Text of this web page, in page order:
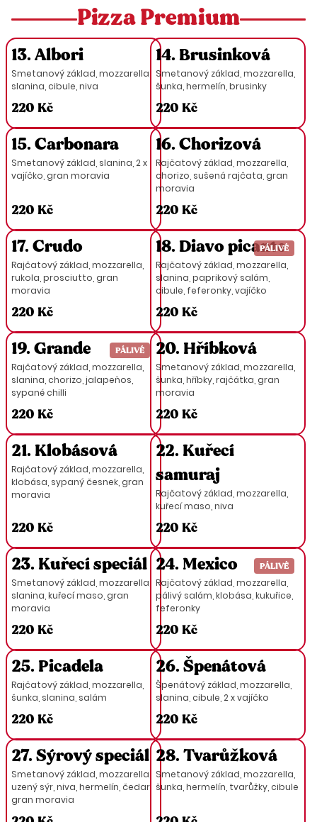
Pizza Premium
13. Albori
Smetanový základ, mozzarella,
slanina, cibule, niva
220 Kč
14. Brusinková
Smetanový základ, mozzarella,
šunka, hermelín, brusinky
220 Kč
15. Carbonara
Smetanový základ, slanina, 2 x
vajíčko, gran moravia
220 Kč
16. Chorizová
Rajčatový základ, mozzarella,
chorizo, sušená rajčata, gran
moravia
220 Kč
17. Crudo
Rajčatový základ, mozzarella,
rukola, prosciutto, gran
moravia
220 Kč
PÁLIVÉ
18. Diavo picante
Rajčatový základ, mozzarella,
slanina, paprikový salám,
cibule, feferonky, vajíčko
220 Kč
PÁLIVÉ
19. Grande
Rajčatový základ, mozzarella,
slanina, chorizo, jalapeňos,
sypané chilli
220 Kč
20. Hříbková
Smetanový základ, mozzarella,
šunka, hříbky, rajčátka, gran
moravia
220 Kč
21. Klobásová
Rajčatový základ, mozzarella,
klobása, sypaný česnek, gran
moravia
220 Kč
22. Kuřecí
samuraj
Rajčatový základ, mozzarella,
kuřecí maso, niva
220 Kč
23. Kuřecí speciál
Smetanový základ, mozzarella,
slanina, kuřecí maso, gran
moravia
220 Kč
PÁLIVÉ
24. Mexico
Rajčatový základ, mozzarella,
pálivý salám, klobása, kukuřice,
feferonky
220 Kč
25. Picadela
Rajčatový základ, mozzarella,
šunka, slanina, salám
220 Kč
26. Špenátová
Špenátový základ, mozzarella,
slanina, cibule, 2 x vajíčko
220 Kč
27. Sýrový speciál
Smetanový základ, mozzarella,
uzený sýr, niva, hermelín, čedar,
gran moravia
28. Tvarůžková
Smetanový základ, mozzarella,
šunka, hermelín, tvarůžky, cibule